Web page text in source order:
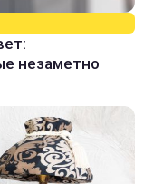
незаметно